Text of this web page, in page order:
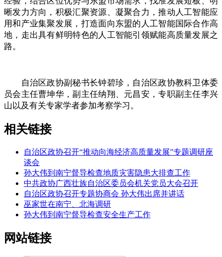
晰发力方向，积极汇聚资源、凝聚合力，推动人工智能应
用和产业集聚发展，打造面向东盟的人工智能国际合作高
地，走出具有鲜明特色的人工智能引领赋能高质量发展之
路。
自治区政协副秘书长钟碧珍，自治区政协教科卫体委
员会主任曹坤华，副主任纳翔、元昌安，专职副主任李兴
山以及有关专家学者参加考察学习。
相关链接
自治区政协召开“推动向海经济高质量发展”专题调研座
谈会
孙大伟到南宁督导检查地质灾害隐患大排查工作
中共政协广西壮族自治区委员会机关党员大会召开
自治区政协召开专题协商会 孙大伟出席并讲话
巫家世在南宁、北海调研
孙大伟到南宁督导检查安全生产工作
网站链接